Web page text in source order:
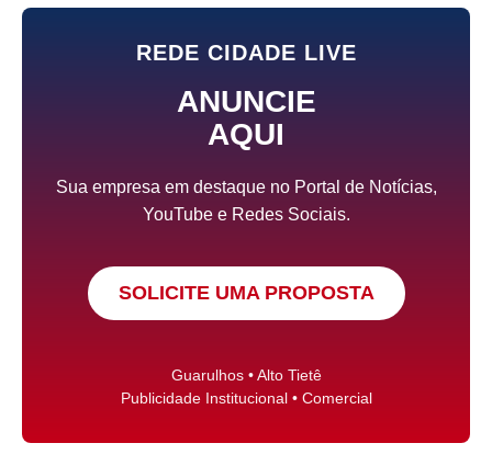
REDE CIDADE LIVE
ANUNCIE
AQUI
Sua empresa em destaque no Portal de Notícias,
YouTube e Redes Sociais.
SOLICITE UMA PROPOSTA
Guarulhos • Alto Tietê
Publicidade Institucional • Comercial